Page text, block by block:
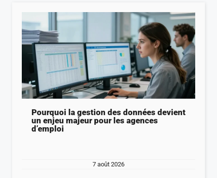
Pourquoi la gestion des données devient
un enjeu majeur pour les agences
d’emploi
7 août 2026